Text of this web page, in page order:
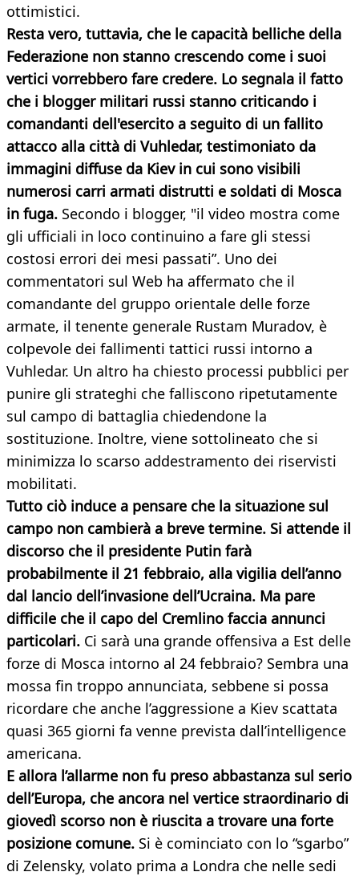
ottimistici.
Resta vero, tuttavia, che le capacità belliche della
Federazione non stanno crescendo come i suoi
vertici vorrebbero fare credere. Lo segnala il fatto
che i blogger militari russi stanno criticando i
comandanti dell'esercito a seguito di un fallito
attacco alla città di Vuhledar, testimoniato da
immagini diffuse da Kiev in cui sono visibili
numerosi carri armati distrutti e soldati di Mosca
in fuga. Secondo i blogger, "il video mostra come
gli ufficiali in loco continuino a fare gli stessi
costosi errori dei mesi passati”. Uno dei
commentatori sul Web ha affermato che il
comandante del gruppo orientale delle forze
armate, il tenente generale Rustam Muradov, è
colpevole dei fallimenti tattici russi intorno a
Vuhledar. Un altro ha chiesto processi pubblici per
punire gli strateghi che falliscono ripetutamente
sul campo di battaglia chiedendone la
sostituzione. Inoltre, viene sottolineato che si
minimizza lo scarso addestramento dei riservisti
mobilitati.
Tutto ciò induce a pensare che la situazione sul
campo non cambierà a breve termine. Si attende il
discorso che il presidente Putin farà
probabilmente il 21 febbraio, alla vigilia dell’anno
dal lancio dell’invasione dell’Ucraina. Ma pare
difficile che il capo del Cremlino faccia annunci
particolari. Ci sarà una grande offensiva a Est delle
forze di Mosca intorno al 24 febbraio? Sembra una
mossa fin troppo annunciata, sebbene si possa
ricordare che anche l’aggressione a Kiev scattata
quasi 365 giorni fa venne prevista dall’intelligence
americana.
E allora l’allarme non fu preso abbastanza sul serio
dell’Europa, che ancora nel vertice straordinario di
giovedì scorso non è riuscita a trovare una forte
posizione comune. Si è cominciato con lo “sgarbo”
di Zelensky, volato prima a Londra che nelle sedi